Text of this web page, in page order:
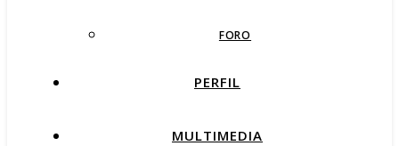
FORO
PERFIL
MULTIMEDIA